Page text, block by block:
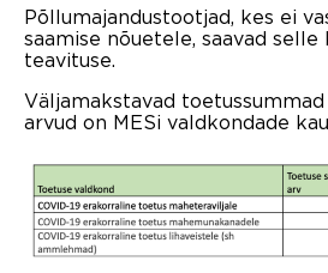
Põllumajandustootjad, kes ei
saamise nõuetele, saavad selle
teavituse.
Väljamakstavad
arvud on MESi valdkondade